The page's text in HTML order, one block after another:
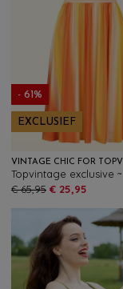
- 61%
EXCLUSIEF
€ 65,95 € 25,95